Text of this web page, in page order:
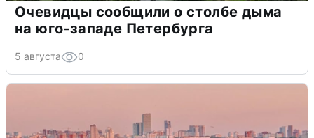
Очевидцы сообщили о столбе дыма
на юго-западе Петербурга
5 августа 0